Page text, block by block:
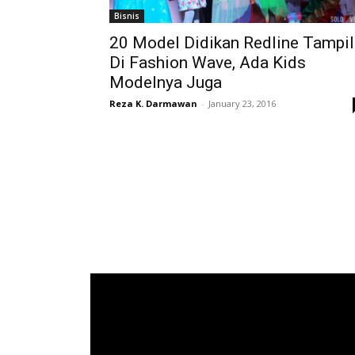
Bisnis
20 Model Didikan Redline Tampil
Di Fashion Wave, Ada Kids
Modelnya Juga
Reza K. Darmawan - January 23, 2016